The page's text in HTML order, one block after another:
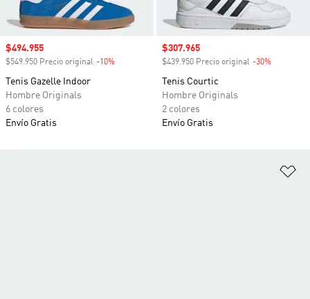
Precio de venta
$494.955
$549.950 Precio original -10%
Tenis Gazelle Indoor
Hombre Originals
6 colores
Envío Gratis
Precio de venta
$307.965
$439.950 Precio original -30%
Tenis Courtic
Hombre Originals
2 colores
Envío Gratis